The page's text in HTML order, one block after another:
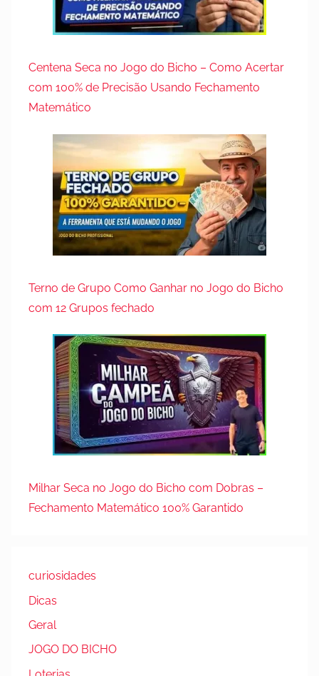
Centena Seca no Jogo do Bicho – Como Acertar
com 100% de Precisão Usando Fechamento
Matemático
Terno de Grupo Como Ganhar no Jogo do Bicho
com 12 Grupos fechado
Milhar Seca no Jogo do Bicho com Dobras –
Fechamento Matemático 100% Garantido
curiosidades
Dicas
Geral
JOGO DO BICHO